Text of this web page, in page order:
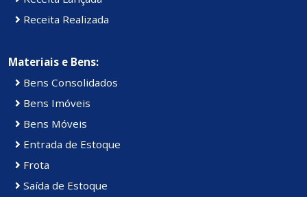
Receita Realizada
Materiais e Bens:
Bens Consolidados
Bens Imóveis
Bens Móveis
Entrada de Estoque
Frota
Saída de Estoque